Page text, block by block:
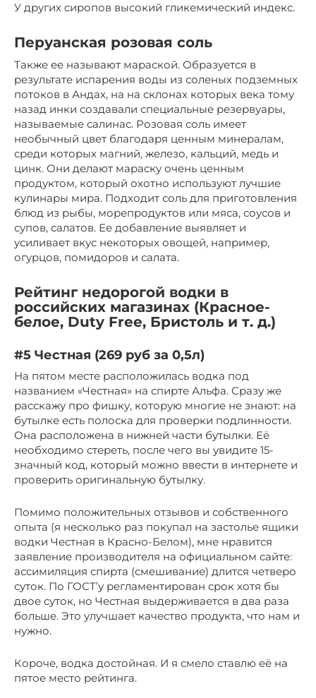
У других сиропов высокий гликемический индекс.
Перуанская розовая соль
Также ее называют мараской. Образуется в
результате испарения воды из соленых подземных
потоков в Андах, на на склонах которых века тому
назад инки создавали специальные резервуары,
называемые салинас. Розовая соль имеет
необычный цвет благодаря ценным минералам,
среди которых магний, железо, кальций, медь и
цинк. Они делают мараску очень ценным
продуктом, который охотно используют лучшие
кулинары мира. Подходит соль для приготовления
блюд из рыбы, морепродуктов или мяса, соусов и
супов, салатов. Ее добавление выявляет и
усиливает вкус некоторых овощей, например,
огурцов, помидоров и салата.
Рейтинг недорогой водки в
российских магазинах (Красное-
белое, Duty Free, Бристоль и т. д.)
#5 Честная (269 руб за 0,5л)
На пятом месте расположилась водка под
названием «Честная» на спирте Альфа. Сразу же
расскажу про фишку, которую многие не знают: на
бутылке есть полоска для проверки подлинности.
Она расположена в нижней части бутылки. Её
необходимо стереть, после чего вы увидите 15-
значный код, который можно ввести в интернете и
проверить оригинальную бутылку.
Помимо положительных отзывов и собственного
опыта (я несколько раз покупал на застолье ящики
водки Честная в Красно-Белом), мне нравится
заявление производителя на официальном сайте:
ассимиляция спирта (смешивание) длится четверо
суток. По ГОСТ’у регламентирован срок хотя бы
двое суток, но Честная выдерживается в два раза
больше. Это улучшает качество продукта, что нам и
нужно.
Короче, водка достойная. И я смело ставлю её на
пятое место рейтинга.